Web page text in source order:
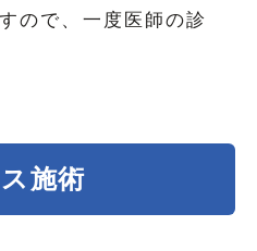
ので、一度医師の診
施術